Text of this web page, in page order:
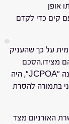
אופן
קים כדי לקדם
על כך שהעניק
מצידו.הסכם
הגרעין שנחתם ב־2015 בין איראן למעצמות, המכונה "JCPOA", היה
בתמורה להסרת
ב־2018 והאצת העשרת האורניום מצד